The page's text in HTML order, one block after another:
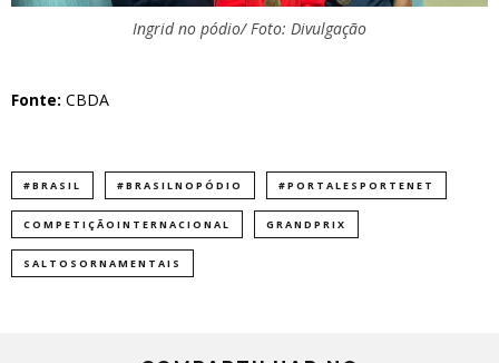
Ingrid no pódio/ Foto: Divulgação
Fonte: CBDA
#BRASIL #BRASILNOPÓDIO #PORTALESPORTENET
COMPETIÇÃOINTERNACIONAL GRANDPRIX
SALTOSORNAMENTAIS